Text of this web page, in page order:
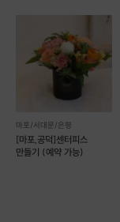
마포/서대문/은평
[마포,공덕]센터피스
만들기 (예약 가능)